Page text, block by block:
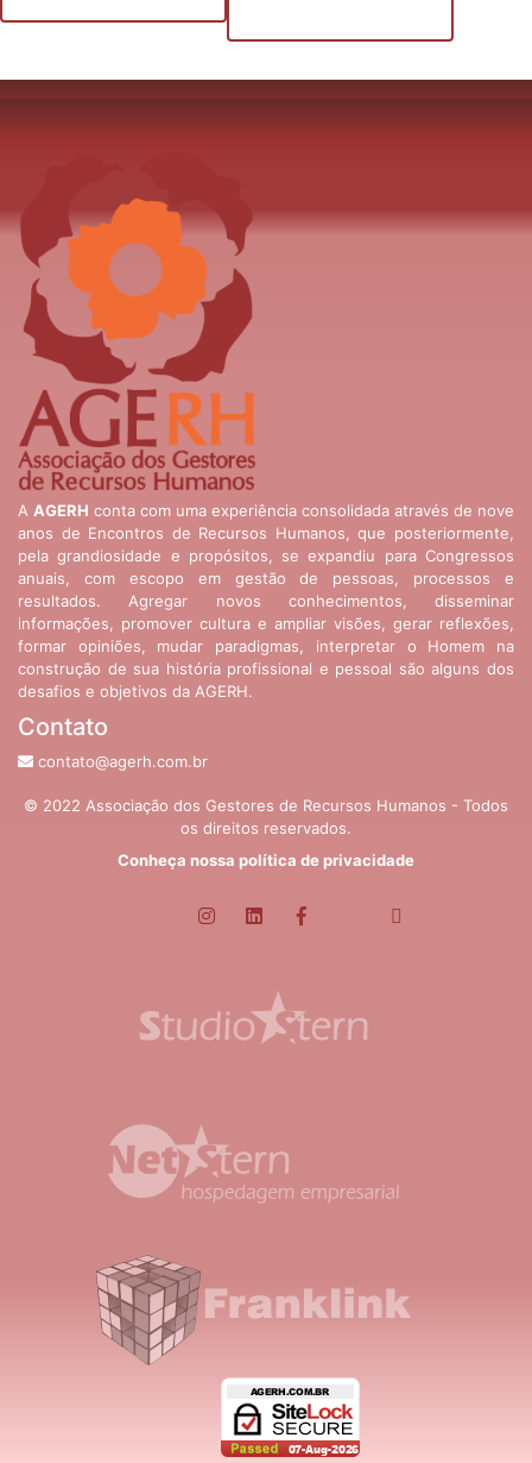
A AGERH conta com uma experiência consolidada através de nove
anos de Encontros de Recursos Humanos, que posteriormente,
pela grandiosidade e propósitos, se expandiu para Congressos
anuais, com escopo em gestão de pessoas, processos e
resultados. Agregar novos conhecimentos, disseminar
informações, promover cultura e ampliar visões, gerar reflexões,
formar opiniões, mudar paradigmas, interpretar o Homem na
construção de sua história profissional e pessoal são alguns dos
desafios e objetivos da AGERH.
Contato
contato@agerh.com.br
© 2022 Associação dos Gestores de Recursos Humanos - Todos
os direitos reservados.
Conheça nossa política de privacidade